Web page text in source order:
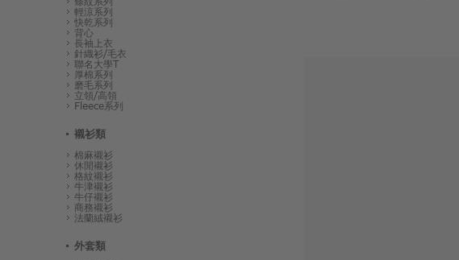
輕涼系列
快乾系列
背心
長袖上衣
針織衫/毛衣
聯名大學T
厚棉系列
磨毛系列
立領/高領
Fleece系列
襯衫類
棉麻襯衫
休閒襯衫
格紋襯衫
牛津襯衫
牛仔襯衫
商務襯衫
法蘭絨襯衫
外套類